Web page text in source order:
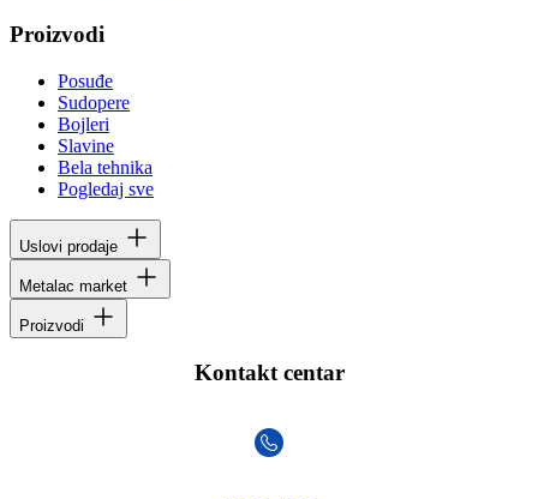
Proizvodi
Posuđe
Sudopere
Bojleri
Slavine
Bela tehnika
Pogledaj sve
Uslovi prodaje
Metalac market
Proizvodi
Kontakt centar